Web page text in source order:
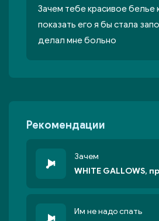
Зачем тебе красивое белье
показать его я бы стала
делал мне больно
Рекомендации
Зачем
WHITE GALLOWS,
Им не надо спать